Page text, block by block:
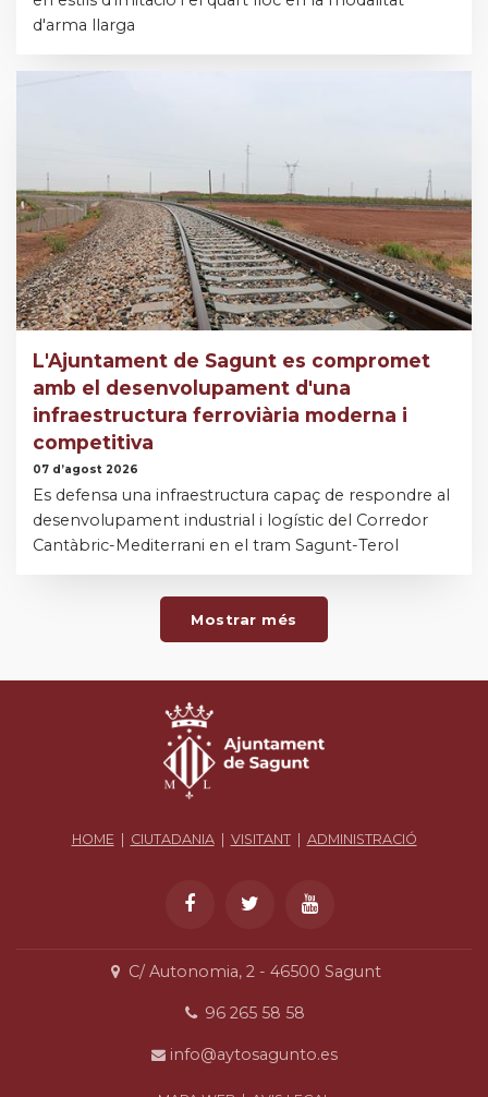
d'arma llarga
L'Ajuntament de Sagunt es compromet
amb el desenvolupament d'una
infraestructura ferroviària moderna i
competitiva
07 d’agost 2026
Es defensa una infraestructura capaç de respondre al
desenvolupament industrial i logístic del Corredor
Cantàbric-Mediterrani en el tram Sagunt-Terol
Mostrar més
HOME CIUTADANIA| VISITANT| ADMINISTRACIÓ
C/ Autonomia, 2 - 46500 Sagunt
96 265 58 58
info@aytosagunto.es